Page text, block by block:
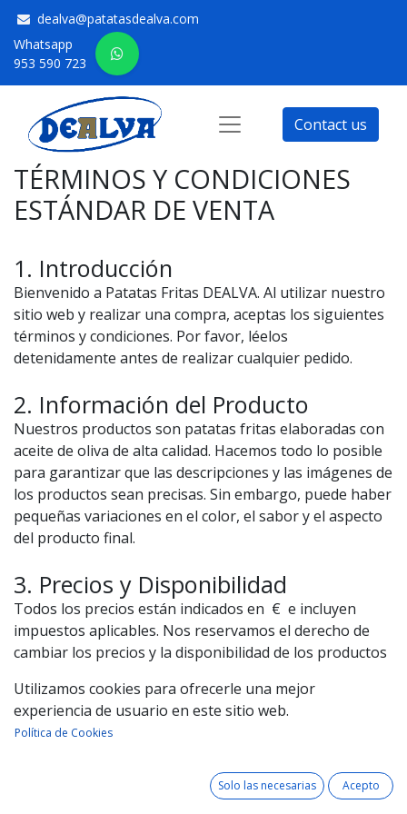
dealva@patatasdealva.com
Whatsapp
953 590 723
Contact us
TÉRMINOS Y CONDICIONES
ESTÁNDAR DE VENTA
1. Introducción
Bienvenido a Patatas Fritas DEALVA. Al utilizar nuestro
sitio web y realizar una compra, aceptas los siguientes
términos y condiciones. Por favor, léelos
detenidamente antes de realizar cualquier pedido.
2. Información del Producto
Nuestros productos son patatas fritas elaboradas con
aceite de oliva de alta calidad. Hacemos todo lo posible
para garantizar que las descripciones y las imágenes de
los productos sean precisas. Sin embargo, puede haber
pequeñas variaciones en el color, el sabor y el aspecto
del producto final.
3. Precios y Disponibilidad
Todos los precios están indicados en € e incluyen
impuestos aplicables. Nos reservamos el derecho de
cambiar los precios y la disponibilidad de los productos
4. Pedidos
condiciones. Tras la realización del pedido, recibirás un
Utilizamos cookies para ofrecerle una mejor
experiencia de usuario en este sitio web.
Política de Cookies
Solo las necesarias Acepto